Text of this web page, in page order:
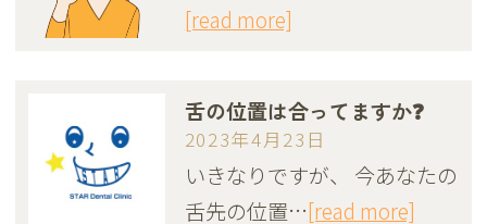
[read more]
舌の位置は合ってますか❓
2023年4月23日
いきなりですが、 今あなたの
舌先の位置…[read more]